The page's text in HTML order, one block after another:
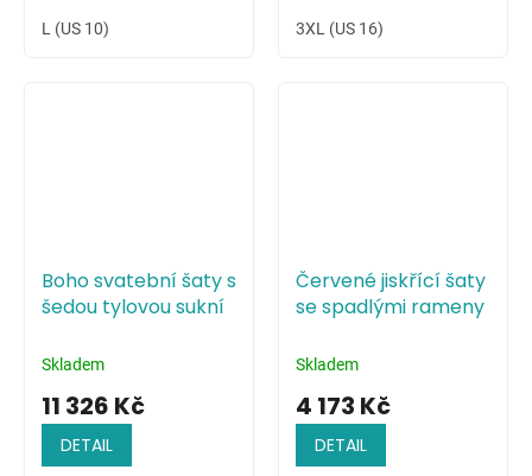
L (US 10) 3XL (US 16)
Boho svatební šaty s
šedou tylovou sukní
Skladem
11 326 Kč
DETAIL
Červené jiskřící šaty
se spadlými rameny
Skladem
4 173 Kč
DETAIL